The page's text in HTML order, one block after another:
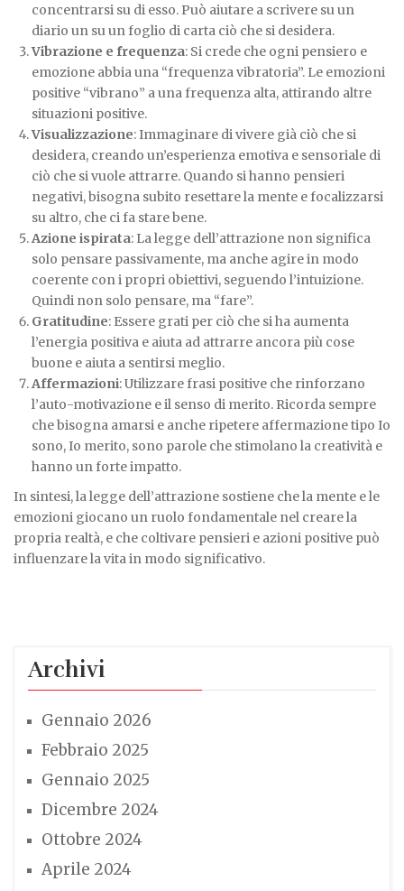
concentrarsi su di esso. Può aiutare a scrivere su un
diario un su un foglio di carta ciò che si desidera.
Vibrazione e frequenza: Si crede che ogni pensiero e
emozione abbia una “frequenza vibratoria”. Le emozioni
positive “vibrano” a una frequenza alta, attirando altre
situazioni positive.
Visualizzazione: Immaginare di vivere già ciò che si
desidera, creando un’esperienza emotiva e sensoriale di
ciò che si vuole attrarre. Quando si hanno pensieri
negativi, bisogna subito resettare la mente e focalizzarsi
su altro, che ci fa stare bene.
Azione ispirata: La legge dell’attrazione non significa
solo pensare passivamente, ma anche agire in modo
coerente con i propri obiettivi, seguendo l’intuizione.
Quindi non solo pensare, ma “fare”.
Gratitudine: Essere grati per ciò che si ha aumenta
l’energia positiva e aiuta ad attrarre ancora più cose
buone e aiuta a sentirsi meglio.
Affermazioni: Utilizzare frasi positive che rinforzano
l’auto-motivazione e il senso di merito. Ricorda sempre
che bisogna amarsi e anche ripetere affermazione tipo Io
sono, Io merito, sono parole che stimolano la creatività e
hanno un forte impatto.
In sintesi, la legge dell’attrazione sostiene che la mente e le
emozioni giocano un ruolo fondamentale nel creare la
propria realtà, e che coltivare pensieri e azioni positive può
influenzare la vita in modo significativo.
Archivi
Gennaio 2026
Febbraio 2025
Gennaio 2025
Dicembre 2024
Ottobre 2024
Aprile 2024